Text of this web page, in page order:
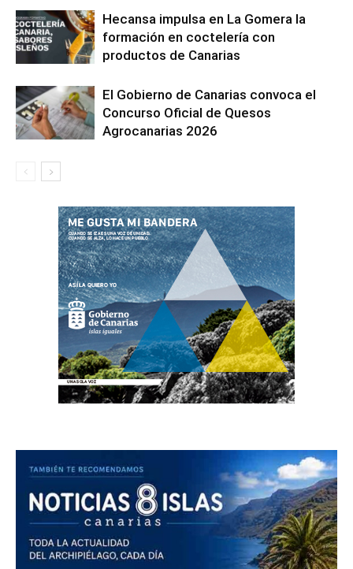
Hecansa impulsa en La Gomera la
formación en coctelería con
productos de Canarias
El Gobierno de Canarias convoca el
Concurso Oficial de Quesos
Agrocanarias 2026